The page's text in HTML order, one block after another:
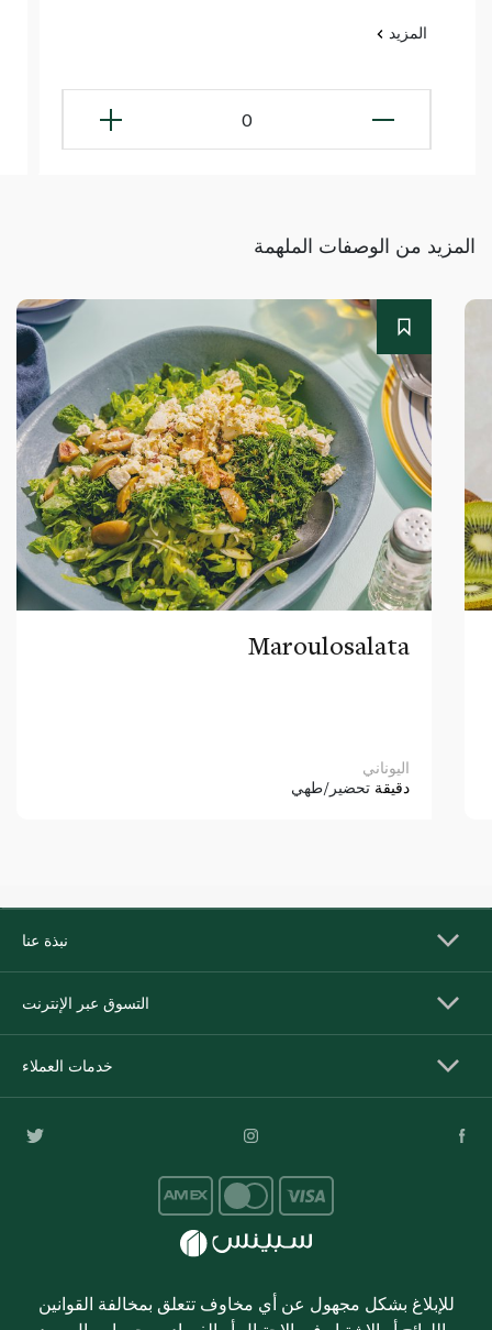
المزيد
0
المزيد من الوصفات الملهمة
Maroulosalata
اليوناني
دقيقة تحضير/طهي
نبذة عنا
التسوق عبر الإنترنت
خدمات العملاء
للإبلاغ بشكل مجهول عن أي مخاوف تتعلق بمخالفة القوانين